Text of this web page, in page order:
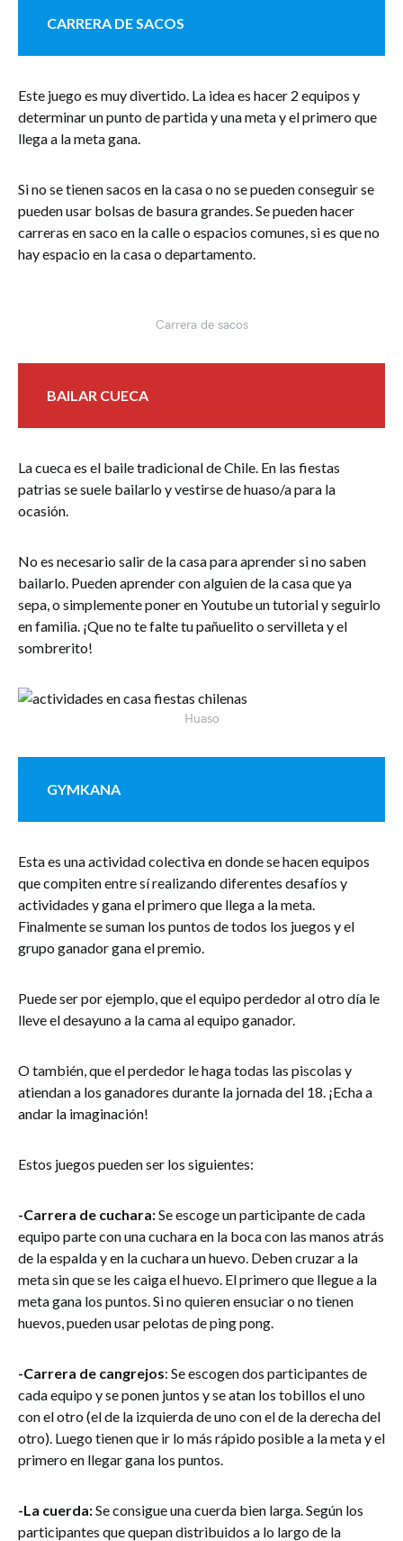
CARRERA DE SACOS
Este juego es muy divertido. La idea es hacer 2 equipos y
determinar un punto de partida y una meta y el primero que
llega a la meta gana.
Si no se tienen sacos en la casa o no se pueden conseguir se
pueden usar bolsas de basura grandes. Se pueden hacer
carreras en saco en la calle o espacios comunes, si es que no
hay espacio en la casa o departamento.
Carrera de sacos
BAILAR CUECA
La cueca es el baile tradicional de Chile. En las fiestas
patrias se suele bailarlo y vestirse de huaso/a para la
ocasión.
No es necesario salir de la casa para aprender si no saben
bailarlo. Pueden aprender con alguien de la casa que ya
sepa, o simplemente poner en Youtube un tutorial y seguirlo
en familia. ¡Que no te falte tu pañuelito o servilleta y el
sombrerito!
Huaso
GYMKANA
Esta es una actividad colectiva en donde se hacen equipos
que compiten entre sí realizando diferentes desafíos y
actividades y gana el primero que llega a la meta.
Finalmente se suman los puntos de todos los juegos y el
grupo ganador gana el premio.
Puede ser por ejemplo, que el equipo perdedor al otro día le
lleve el desayuno a la cama al equipo ganador.
O también, que el perdedor le haga todas las piscolas y
atiendan a los ganadores durante la jornada del 18. ¡Echa a
andar la imaginación!
Estos juegos pueden ser los siguientes:
-Carrera de cuchara:Se escoge un participante de cada
equipo parte con una cuchara en la boca con las manos atrás
de la espalda y en la cuchara un huevo. Deben cruzar a la
meta sin que se les caiga el huevo. El primero que llegue a la
meta gana los puntos. Si no quieren ensuciar o no tienen
huevos, pueden usar pelotas de ping pong.
-Carrera de cangrejos: Se escogen dos participantes de
cada equipo y se ponen juntos y se atan los tobillos el uno
con el otro (el de la izquierda de uno con el de la derecha del
otro). Luego tienen que ir lo más rápido posible a la meta y el
primero en llegar gana los puntos.
-La cuerda:Se consigue una cuerda bien larga. Según los
participantes que quepan distribuidos a lo largo de la